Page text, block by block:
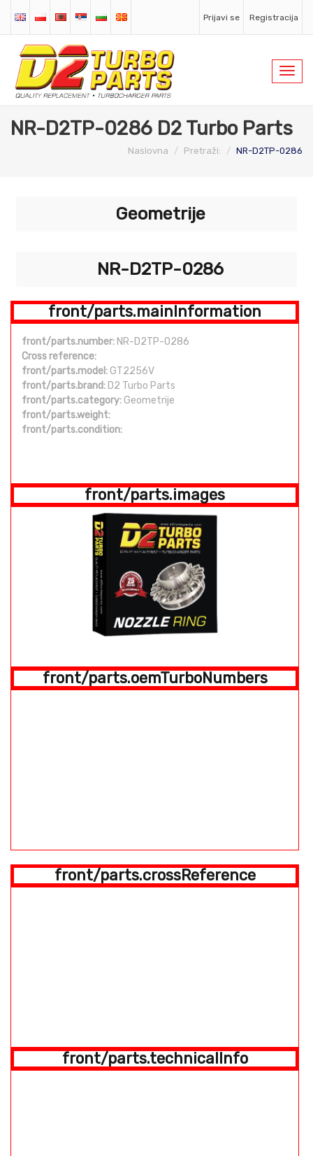
Prijavi se Registracija
NR-D2TP-0286 D2 Turbo Parts
Naslovna Pretraži: NR-D2TP-0286
Geometrije
NR-D2TP-0286
front/parts.mainInformation
front/parts.number: NR-D2TP-0286
Cross reference:
front/parts.model: GT2256V
front/parts.brand: D2 Turbo Parts
front/parts.category: Geometrije
front/parts.weight:
front/parts.condition:
front/parts.images
front/parts.oemTurboNumbers
front/parts.crossReference
front/parts.technicalInfo